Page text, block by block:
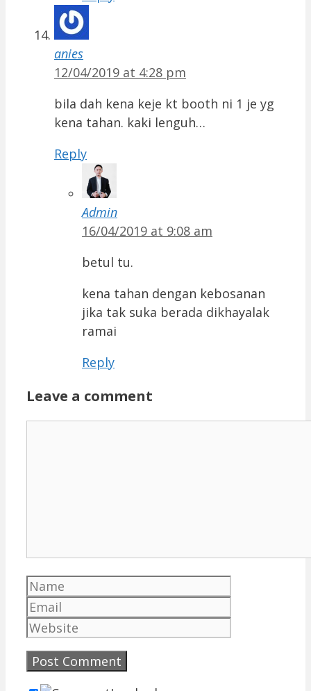
anies
12/04/2019 at 4:28 pm
bila dah kena keje kt booth ni 1 je yg
kena tahan. kaki lenguh…
Reply
Admin
16/04/2019 at 9:08 am
betul tu.
kena tahan dengan kebosanan
jika tak suka berada dikhayalak
ramai
Reply
Leave a comment
Name